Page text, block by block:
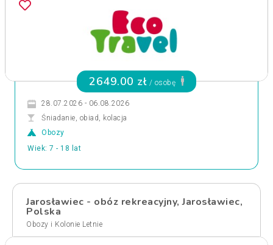
2649.00 zł / osobę
28.07.2026 - 06.08.2026
Śniadanie, obiad, kolacja
Obozy
Wiek: 7 - 18 lat
Jarosławiec - obóz rekreacyjny, Jarosławiec,
Polska
Obozy i Kolonie Letnie